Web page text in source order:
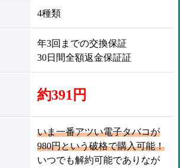
4種類
年3回までの交換保証
30日間全額返金保証証
約391円
いま一番アツい電子タバコが
980円という破格で購入可能！
いつでも解約可能でありなが